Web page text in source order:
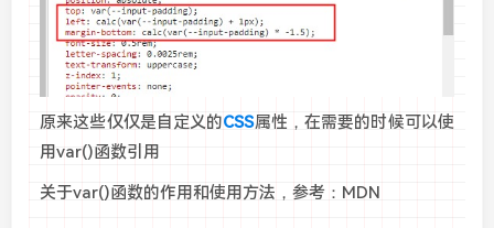
原来这些仅仅是自定义的CSS属性，在需要的时候可以使
用var()函数引用
关于var()函数的作用和使用方法，参考：MDN